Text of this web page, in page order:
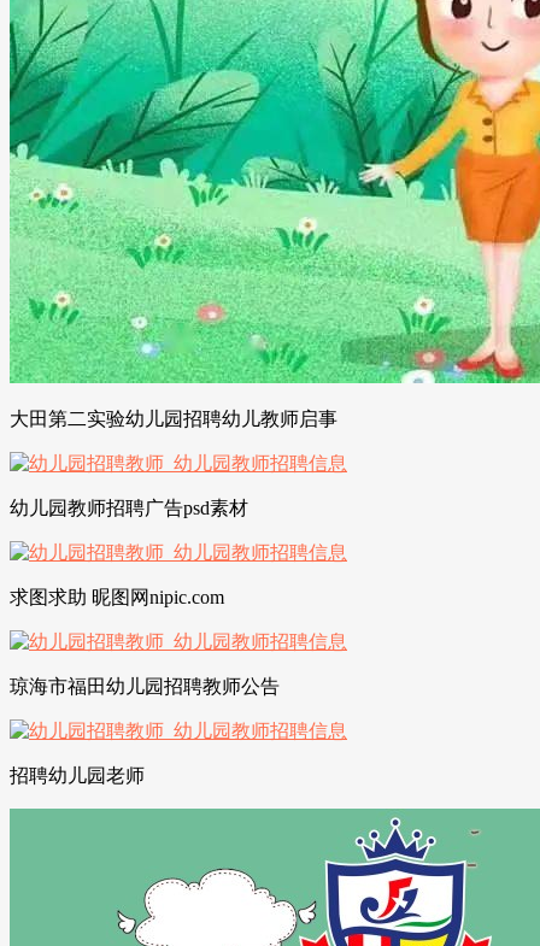
大田第二实验幼儿园招聘幼儿教师启事
幼儿园教师招聘广告psd素材
求图求助 昵图网nipic.com
琼海市福田幼儿园招聘教师公告
招聘幼儿园老师